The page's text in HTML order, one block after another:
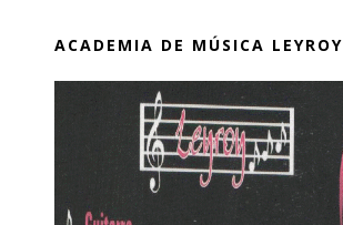
ACADEMIA DE MÚSICA LEYROY